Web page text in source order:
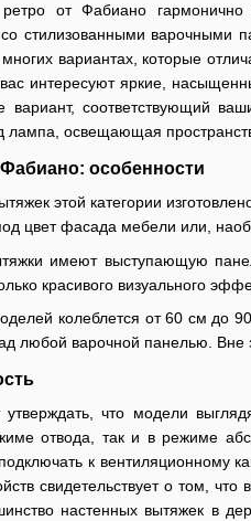
от Фабиано гармонично
со стилизованными
многих вариантах, которые
интересуют яркие,
вариант, соответствующий
лампа, освещающая
особенности
этой категории
цвет фасада мебели или,
имеют выступающую
красивого визуального
колеблется от 60 см до
любой варочной панелью. Вне
что модели
отвода, так и в режиме
к вентиляционному
свидетельствует о том,
настенных вытяжек в